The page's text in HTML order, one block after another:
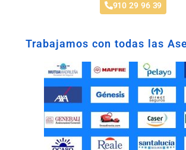
910 29 96 39
Trabajamos con todas las